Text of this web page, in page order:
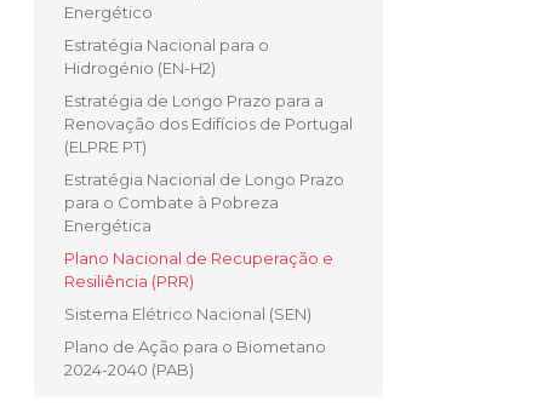
Energético
Estratégia Nacional para o
Hidrogénio (EN-H2)
Estratégia de Longo Prazo para a
Renovação dos Edifícios de Portugal
(ELPRE PT)
Estratégia Nacional de Longo Prazo
para o Combate à Pobreza
Energética
Plano Nacional de Recuperação e
Resiliência (PRR)
Sistema Elétrico Nacional (SEN)
Plano de Ação para o Biometano
2024-2040 (PAB)